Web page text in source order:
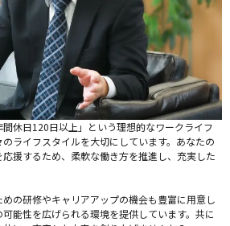
休日120日以上」という理想的なワークライフ
ライフスタイルを大切にしています。あなたの
援するため、柔軟な働き方を推進し、充実した
の研修やキャリアアップの機会も豊富に用意し
能性を広げられる環境を提供しています。共に